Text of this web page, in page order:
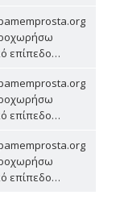
επίπεδο…
επίπεδο…
επίπεδο…